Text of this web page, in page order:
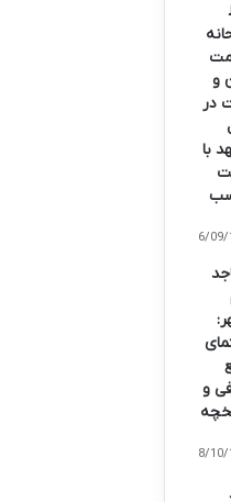
و
در
با
16/
و
08/